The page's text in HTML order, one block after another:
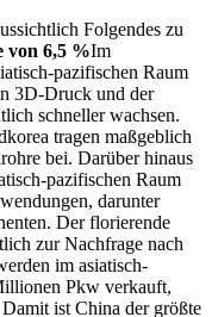
Folgendes zu
von 6,5 %Im
pazifischen Raum
3D-Druck und der
schneller wachsen.
tragen maßgeblich
bei. Darüber hinaus
pazifischen Raum
darunter
Der florierende
zur Nachfrage nach
im asiatisch-
Pkw verkauft,
ist China der größte